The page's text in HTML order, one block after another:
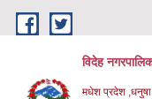
Skip to main content
विदेह
मधेश प्रदेश